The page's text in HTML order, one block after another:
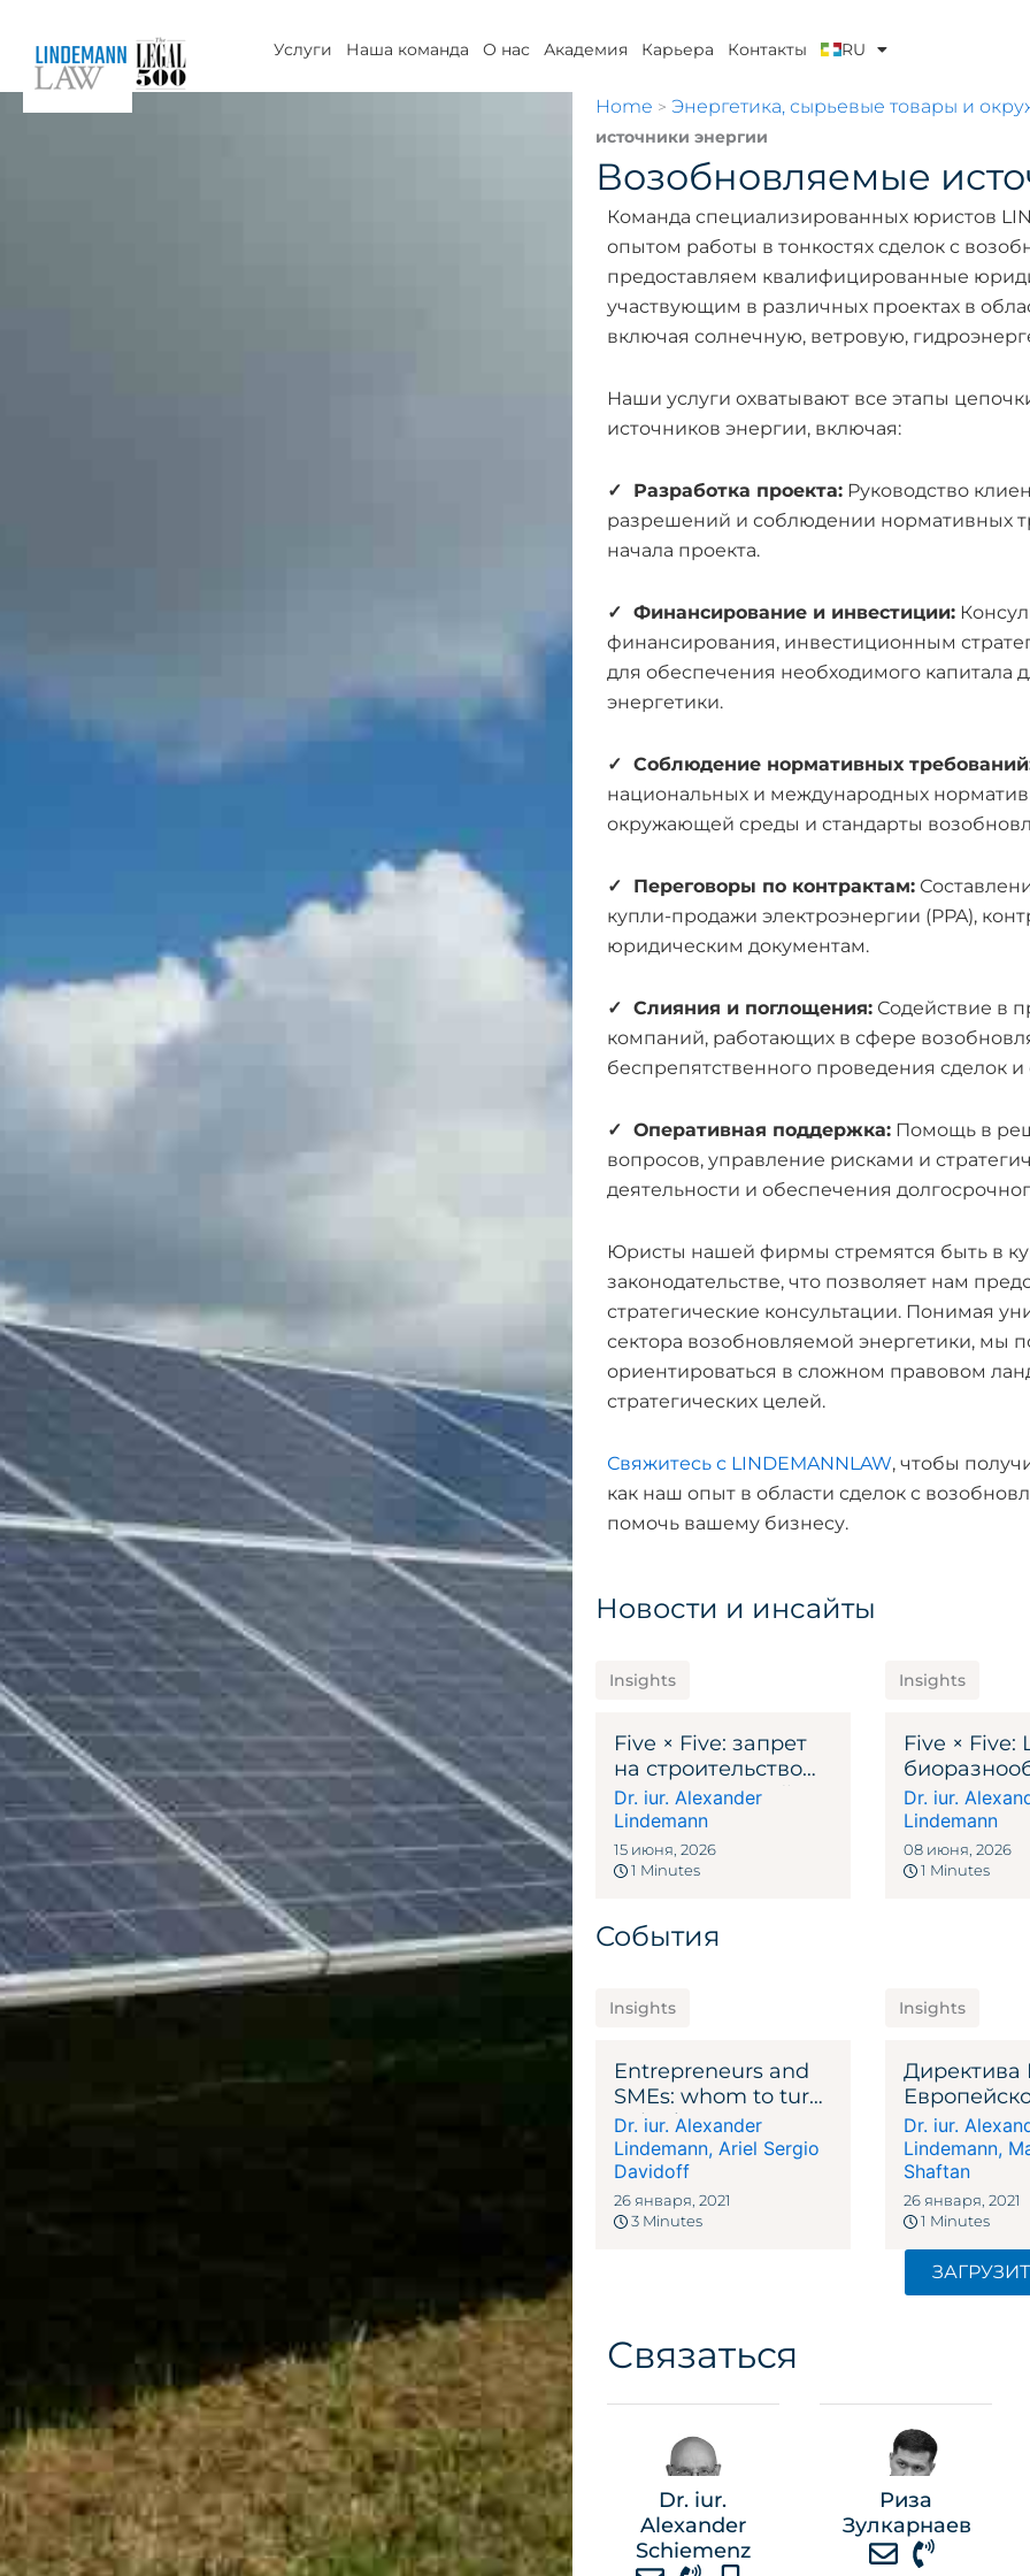
содержимому
Услуги Наша команда О нас Академия Карьера Контакты RU
Home > Энергетика, сырьевые товары и
источники энергии
Возобновляемые
Команда специализированных юристов
опытом работы в тонкостях сделок с
предоставляем квалифицированные
участвующим в различных проектах в
включая солнечную, ветровую,
Наши услуги охватывают все этапы
источников энергии, включая:
✓ Разработка проекта:Руководство
разрешений и соблюдении нормативных
начала проекта.
✓ Финансирование и инвестиции:
финансирования, инвестиционным
для обеспечения необходимого капитала
энергетики.
✓ Соблюдение нормативных
национальных и международных
окружающей среды и стандарты
✓ Переговоры по контрактам:
купли-продажи электроэнергии (PPA),
юридическим документам.
✓ Слияния и поглощения:Содействие в
компаний, работающих в сфере
беспрепятственного проведения сделок
✓ Оперативная поддержка:Помощь в
вопросов, управление рисками и
деятельности и обеспечения
Юристы нашей фирмы стремятся быть в
законодательстве, что позволяет нам
стратегические консультации. Понимая
сектора возобновляемой энергетики, мы
ориентироваться в сложном правовом
стратегических целей.
Свяжитесь с LINDEMANNLAW, чтобы
как наш опыт в области сделок с
помочь вашему бизнесу.
Новости и инсайты
Insights
Five × Five: запрет
на строительство
АЭС — это тихий
закон о переносе
бизнеса
Dr. iur. Alexander
Lindemann
15 июня, 2026
1 Minutes
Insights
Five × Five:
ISOS – что
необходимо
уточнить
установкой
Dr. iur.
Lindemann
08 июня, 2026
1 Minutes
События
Insights
Entrepreneurs and
SMEs: whom to turn
to in the Corona
crisis? NEWSLETTER
2020
Dr. iur. Alexander
Lindemann, Ariel Sergio
Davidoff
26 января, 2021
3 Minutes
Insights
Директива
Союза -
Dr. iur.
Lindemann,
Shaftan
26 января, 2021
1 Minutes
Связаться
Dr. iur.
Alexander
Schiemenz
Риза
Зулкарнаев